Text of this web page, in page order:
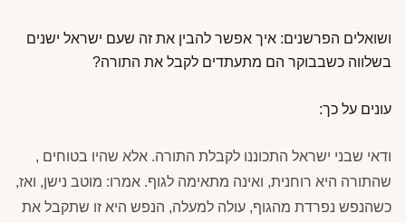
ושואלים הפרשנים: איך אפשר להבין את זה שעם ישראל ישנים
בשלווה כשבבוקר הם מתעתדים לקבל את התורה?
עונים על כך:
ודאי שבני ישראל התכוננו לקבלת התורה. אלא שהיו בטוחים ,
שהתורה היא רוחנית, ואינה מתאימה לגוף. אמרו: מוטב נישן, ואז,
כשהנפש נפרדת מהגוף, עולה למעלה, הנפש היא זו שתקבל את